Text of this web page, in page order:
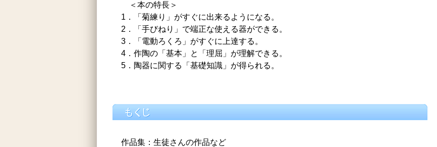
＜本の特長＞
1．「菊練り」がすぐに出来るようになる。
2．「手びねり」で端正な使える器ができる。
3．「電動ろくろ」がすぐに上達する。
4．作陶の「基本」と「理屈」が理解できる。
5．陶器に関する「基礎知識」が得られる。
作品集：生徒さんの作品など